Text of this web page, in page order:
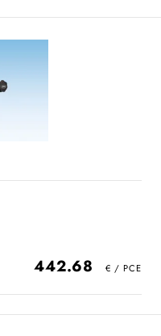
442.68